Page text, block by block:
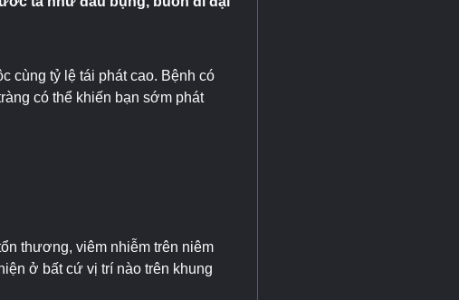
cùng tỷ lệ tái phát cao. Bệnh có
có thể khiến bạn sớm phát
thương, viêm nhiễm trên niêm
ở bất cứ vị trí nào trên khung